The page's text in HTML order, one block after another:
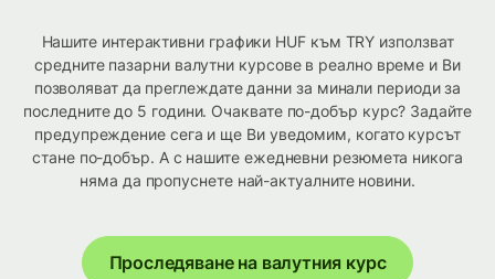
Нашите интерактивни графики HUF към TRY използват
средните пазарни валутни курсове в реално време и Ви
позволяват да преглеждате данни за минали периоди за
последните до 5 години. Очаквате по-добър курс? Задайте
предупреждение сега и ще Ви уведомим, когато курсът
стане по-добър. А с нашите ежедневни резюмета никога
няма да пропуснете най-актуалните новини.
Проследяване на валутния курс